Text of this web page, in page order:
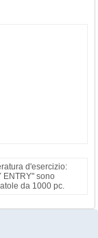
d'esercizio:
ENTRY" sono
da 1000 pc.